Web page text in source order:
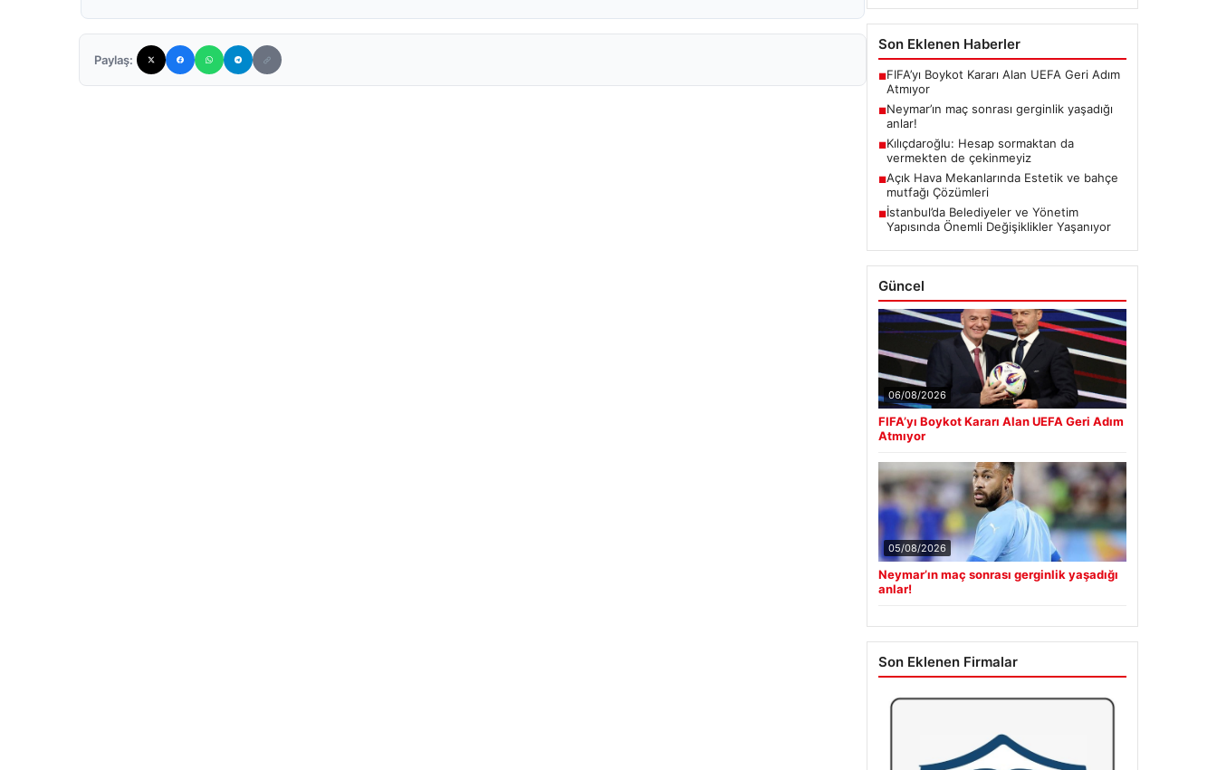
Paylaş:
Son Eklenen Haberler
■FIFA’yı Boykot Kararı Alan UEFA Geri Adım
Atmıyor
■Neymar’ın maç sonrası gerginlik yaşadığı
anlar!
■Kılıçdaroğlu: Hesap sormaktan da
vermekten de çekinmeyiz
■Açık Hava Mekanlarında Estetik ve bahçe
mutfağı Çözümleri
■İstanbul’da Belediyeler ve Yönetim
Yapısında Önemli Değişiklikler Yaşanıyor
Güncel
06/08/2026
FIFA’yı Boykot Kararı Alan UEFA Geri Adım
Atmıyor
05/08/2026
Neymar’ın maç sonrası gerginlik yaşadığı
anlar!
Son Eklenen Firmalar